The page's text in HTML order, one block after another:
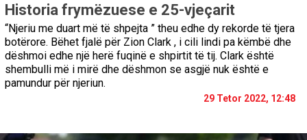
Historia frymëzuese e 25-vjeçarit
“Njeriu me duart më të shpejta ” theu edhe dy rekorde të tjera
botërore. Bëhet fjalë për Zion Clark , i cili lindi pa këmbë dhe
dëshmoi edhe një herë fuqinë e shpirtit të tij. Clark është
shembulli më i mirë dhe dëshmon se asgjë nuk është e
pamundur për njeriun.
29 Tetor 2022, 12:48